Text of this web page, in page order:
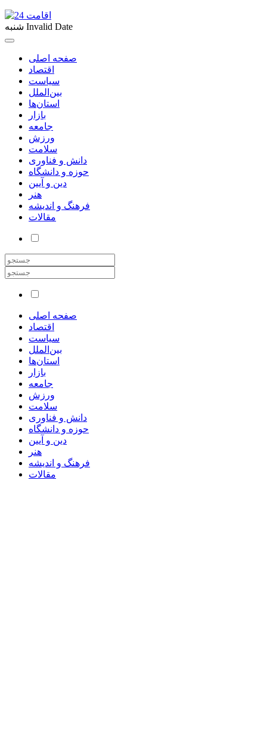
شنبه Invalid Date
صفحه اصلی
اقتصاد
سیاست
بین‌الملل
استان‌ها
بازار
جامعه
ورزش
سلامت
دانش و فناوری
حوزه و دانشگاه
دین و آیین
هنر
فرهنگ و اندیشه
مقالات
صفحه اصلی
اقتصاد
سیاست
بین‌الملل
استان‌ها
بازار
جامعه
ورزش
سلامت
دانش و فناوری
حوزه و دانشگاه
دین و آیین
هنر
فرهنگ و اندیشه
مقالات